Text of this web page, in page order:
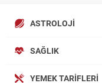
ASTROLOJI
SAĞLIK
YEMEK TARIFLERI